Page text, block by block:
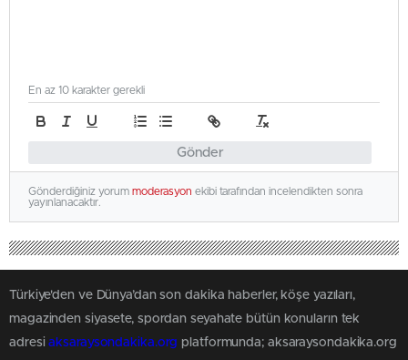
Gönder
En az 10 karakter gerekli
Gönderdiğiniz yorum moderasyon ekibi tarafından incelendikten sonra
yayınlanacaktır.
Türkiye'den ve Dünya’dan son dakika haberler, köşe yazıları,
magazinden siyasete, spordan seyahate bütün konuların tek
adresiaksaraysondakika.org platformunda; aksaraysondakika.org